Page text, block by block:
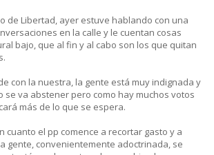
de Libertad, ayer estuve hablando con una
en la calle y le cuentan cosas
bajo, que al fin y al cabo son los que quitan
con la nuestra, la gente está muy indignada y
se va abstener pero como hay muchos votos
más de lo que se espera.
cuanto el pp comence a recortar gasto y a
gente, convenientemente adoctrinada, se